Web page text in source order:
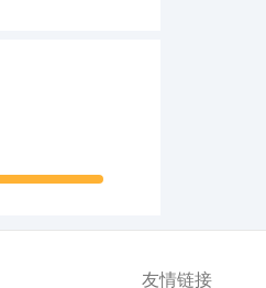
友情链接